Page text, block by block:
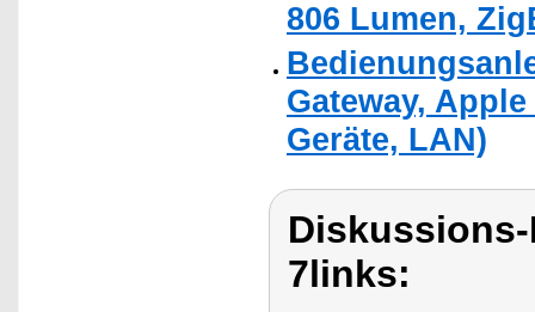
806 Lumen,
Gateway,
Geräte, LAN)
7links: